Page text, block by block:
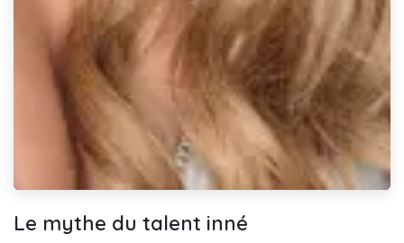
Le mythe du talent inné